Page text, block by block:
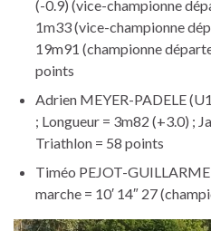
(-0.9) (vice-championne
1m33 (vice-championne
19m91 (championne
points
Adrien MEYER-PADELE
; Longueur = 3m82 (+3.0) ;
Triathlon = 58 points
Timéo PEJOT-
marche = 10′ 14″ 27